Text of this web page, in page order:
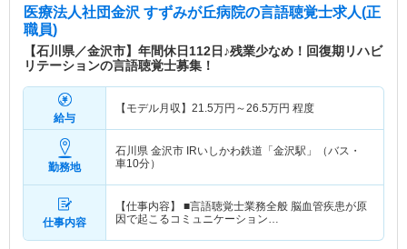
医療法人社団金沢 すずみが丘病院の言語聴覚士求人(正
職員)
【石川県／金沢市】年間休日112日♪残業少なめ！回復期リハビ
リテーションの言語聴覚士募集！
給与
【モデル月収】 21.5万円～26.5万円 程度
勤務地
石川県 金沢市 IRいしかわ鉄道「金沢駅」（バス・
車10分）
仕事内容
【仕事内容】 ■言語聴覚士業務全般 脳血管疾患が原
因で起こるコミュニケーション…